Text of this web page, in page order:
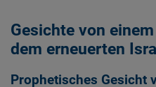
Gesichte von
dem erneuerten
Prophetisches Gesicht